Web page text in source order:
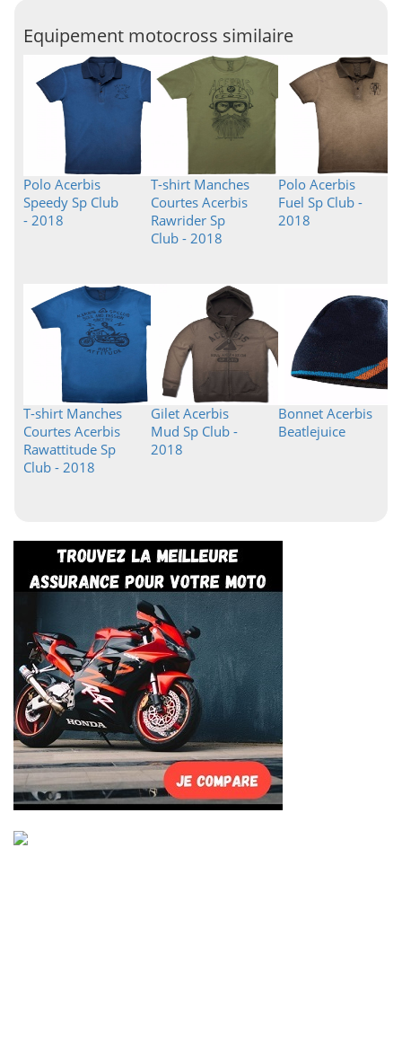
Equipement motocross similaire
Polo Acerbis
Speedy Sp Club
- 2018
T-shirt Manches
Courtes Acerbis
Rawrider Sp
Club - 2018
Polo Acerbis
Fuel Sp Club -
2018
T-shirt Manches
Courtes Acerbis
Rawattitude Sp
Club - 2018
Gilet Acerbis
Mud Sp Club -
2018
Bonnet Acerbis
Beatlejuice